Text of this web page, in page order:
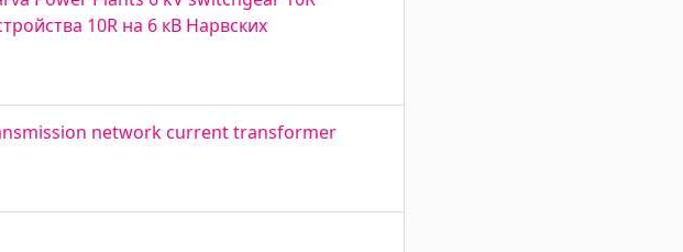
10R на 6 кВ Нарвских
network current transformer